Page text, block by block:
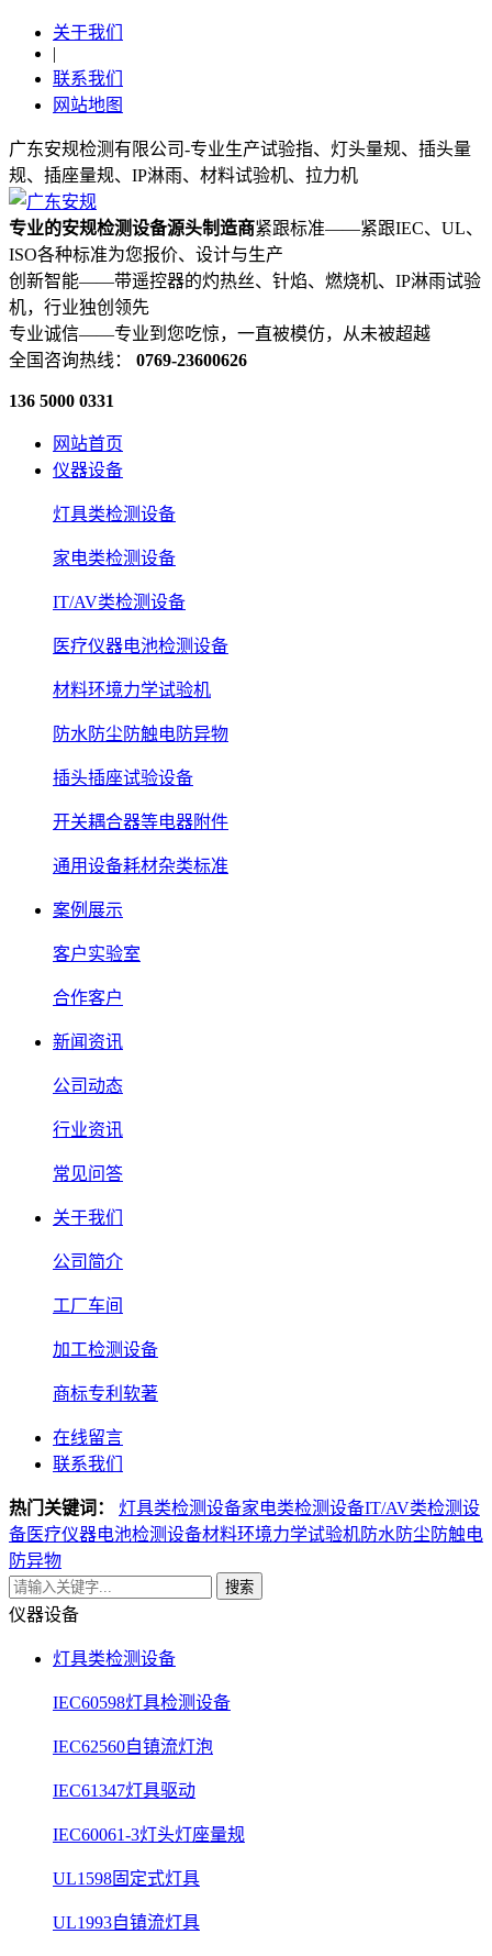
关于我们
|
联系我们
网站地图
广东安规检测有限公司-专业生产试验指、灯头量规、插头量
规、插座量规、IP淋雨、材料试验机、拉力机
专业的安规检测设备源头制造商紧跟标准——紧跟IEC、UL、
ISO各种标准为您报价、设计与生产
创新智能——带遥控器的灼热丝、针焰、燃烧机、IP淋雨试验
机，行业独创领先
专业诚信——专业到您吃惊，一直被模仿，从未被超越
全国咨询热线： 0769-23600626
136 5000 0331
网站首页
仪器设备
灯具类检测设备
家电类检测设备
IT/AV类检测设备
医疗仪器电池检测设备
材料环境力学试验机
防水防尘防触电防异物
插头插座试验设备
开关耦合器等电器附件
通用设备耗材杂类标准
案例展示
客户实验室
合作客户
新闻资讯
公司动态
行业资讯
常见问答
关于我们
公司简介
工厂车间
加工检测设备
商标专利软著
在线留言
联系我们
热门关键词： 灯具类检测设备家电类检测设备IT/AV类检测设
备医疗仪器电池检测设备材料环境力学试验机防水防尘防触电
防异物
搜索
仪器设备
灯具类检测设备
IEC60598灯具检测设备
IEC62560自镇流灯泡
IEC61347灯具驱动
IEC60061-3灯头灯座量规
UL1598固定式灯具
UL1993自镇流灯具